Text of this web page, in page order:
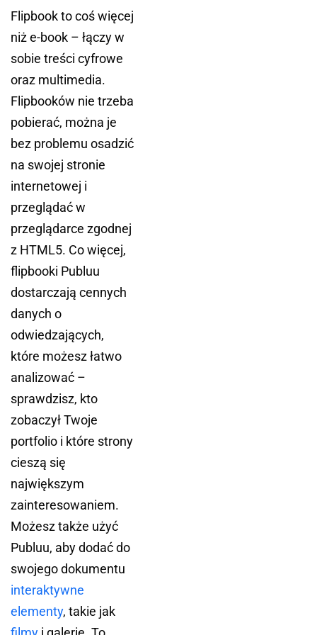
Flipbook to coś więcej
niż e-book – łączy w
sobie treści cyfrowe
oraz multimedia.
Flipbooków nie trzeba
pobierać, można je
bez problemu osadzić
na swojej stronie
internetowej i
przeglądać w
przeglądarce zgodnej
z HTML5. Co więcej,
flipbooki Publuu
dostarczają cennych
danych o
odwiedzających,
które możesz łatwo
analizować –
sprawdzisz, kto
zobaczył Twoje
portfolio i które strony
cieszą się
największym
zainteresowaniem.
Możesz także użyć
Publuu, aby dodać do
swojego dokumentu
interaktywne
elementy, takie jak